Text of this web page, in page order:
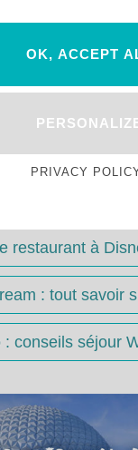
: Le guide
séjour : toutes
Disney :
Disneyland
restaurant à
: tout savoir
: conseils séjour
OK, ACCEPT
PRIVACY